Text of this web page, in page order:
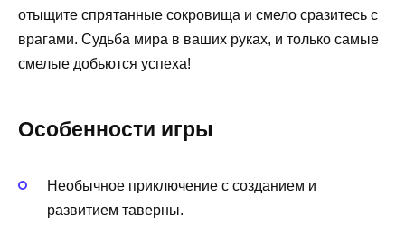
отыщите спрятанные сокровища и смело сразитесь с
врагами. Судьба мира в ваших руках, и только самые
смелые добьются успеха!
Особенности игры
Необычное приключение с созданием и
развитием таверны.